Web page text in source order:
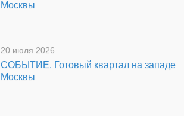
Москвы
20 июля 2026
СОБЫТИЕ. Готовый квартал на западе
Москвы